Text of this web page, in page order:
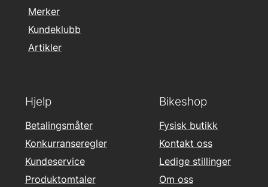
Hjelp
Betalingsmåter
Konkurranseregler
Kundeservice
Produktomtaler
Merker
Kundeklubb
Artikler
Bikeshop
Fysisk butikk
Kontakt oss
Ledige stillinger
Om oss